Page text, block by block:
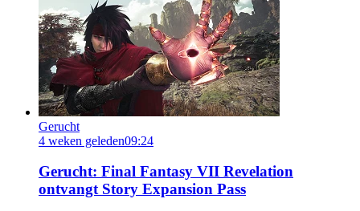
Gerucht
4 weken geleden09:24
Gerucht: Final Fantasy VII Revelation
ontvangt Story Expansion Pass